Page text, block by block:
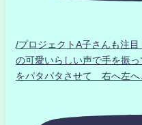
/プロジェクトA子さんも
の可愛いらしい声で手を振
をパタパタさせて 右へ左へ